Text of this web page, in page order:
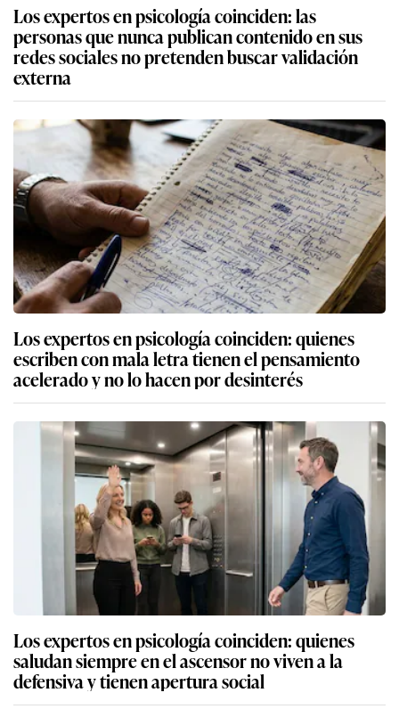
Los expertos en psicología coinciden: las
personas que nunca publican contenido en sus
redes sociales no pretenden buscar validación
externa
Los expertos en psicología coinciden: quienes
escriben con mala letra tienen el pensamiento
acelerado y no lo hacen por desinterés
Los expertos en psicología coinciden: quienes
saludan siempre en el ascensor no viven a la
defensiva y tienen apertura social